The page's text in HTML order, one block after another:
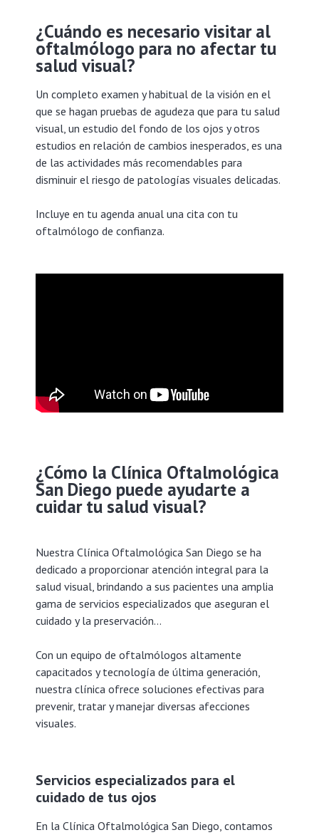
¿Cuándo es necesario visitar al
oftalmólogo para no afectar tu
salud visual?
Un completo examen y habitual de la visión en el
que se hagan pruebas de agudeza que para tu salud
visual, un estudio del fondo de los ojos y otros
estudios en relación de cambios inesperados, es una
de las actividades más recomendables para
disminuir el riesgo de patologías visuales delicadas.
Incluye en tu agenda anual una cita con tu
oftalmólogo de confianza.
¿Cómo la Clínica Oftalmológica
San Diego puede ayudarte a
cuidar tu salud visual?
Nuestra Clínica Oftalmológica San Diego se ha
dedicado a proporcionar atención integral para la
salud visual, brindando a sus pacientes una amplia
gama de servicios especializados que aseguran el
cuidado y la preservación…
Con un equipo de oftalmólogos altamente
capacitados y tecnología de última generación,
nuestra clínica ofrece soluciones efectivas para
prevenir, tratar y manejar diversas afecciones
visuales.
Servicios especializados para el
cuidado de tus ojos
En la Clínica Oftalmológica San Diego, contamos